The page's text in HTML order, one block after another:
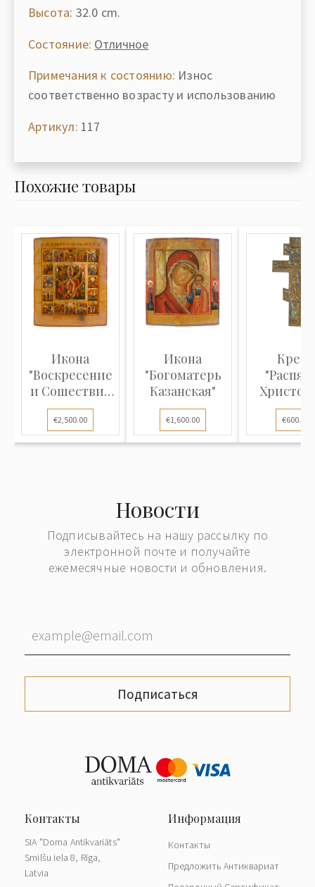
Высота: 32.0 cm.
Состояние: Отличное
Примечания к состоянию: Износ
соответственно возрасту и использованию
Артикул: 117
Похожие товары
Икона
"Воскресение
и Сошествие
во ад с
праздн...
€2,500.00
Икона
"Богоматерь
Казанская"
€1,600.00
Крест
€600.00
Новости
Подписывайтесь на нашу рассылку по
электронной почте и получайте
ежемесячные новости и обновления.
Подписаться
SIA "Doma Antikvariāts"
Smilšu iela 8, Rīga,
Latvia
Контакты
Предложить Антиквариат